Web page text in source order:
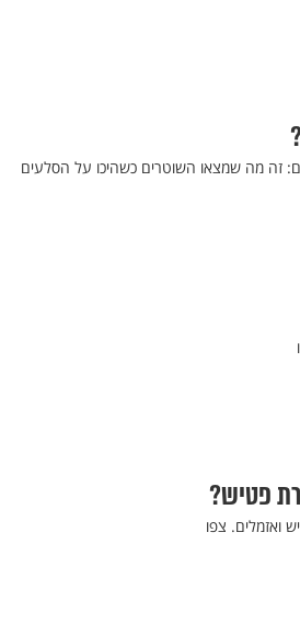
זה מה שמצאו השוטרים כשהיכו על הסלעים
פטיש?
ואזמלים. צפו